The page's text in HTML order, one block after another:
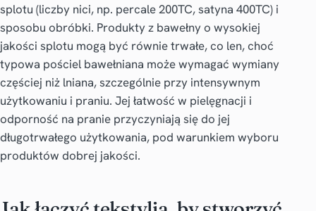
splotu (liczby nici, np. percale 200TC, satyna 400TC) i
sposobu obróbki. Produkty z bawełny o wysokiej
jakości splotu mogą być równie trwałe, co len, choć
typowa pościel bawełniana może wymagać wymiany
częściej niż lniana, szczególnie przy intensywnym
użytkowaniu i praniu. Jej łatwość w pielęgnacji i
odporność na pranie przyczyniają się do jej
długotrwałego użytkowania, pod warunkiem wyboru
produktów dobrej jakości.